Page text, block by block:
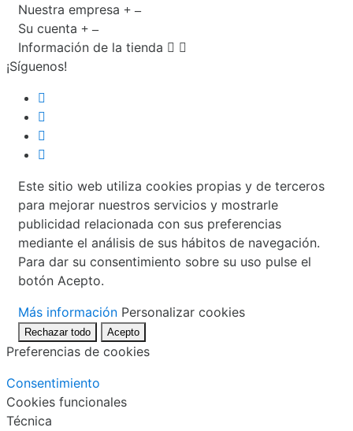
Nuestra empresa
Su cuenta
Información de la tienda  
¡Síguenos!
Este sitio web utiliza cookies propias y de terceros
para mejorar nuestros servicios y mostrarle
publicidad relacionada con sus preferencias
mediante el análisis de sus hábitos de navegación.
Para dar su consentimiento sobre su uso pulse el
botón Acepto.
Más información Personalizar cookies
Rechazar todo Acepto
Preferencias de cookies
Consentimiento
Cookies funcionales
Técnica